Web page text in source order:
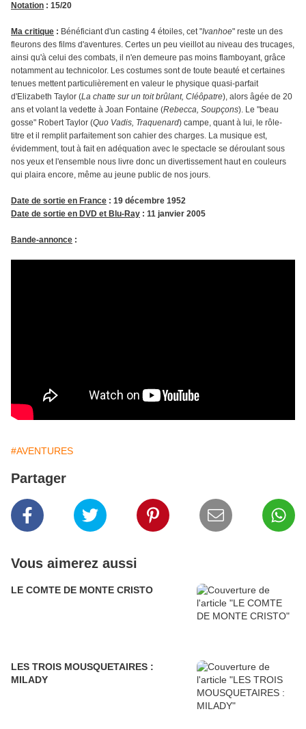
Notation : 15/20
Ma critique : Bénéficiant d'un casting 4 étoiles, cet "Ivanhoe" reste un des
fleurons des films d'aventures. Certes un peu vieillot au niveau des trucages,
ainsi qu'à celui des combats, il n'en demeure pas moins flamboyant, grâce
notamment au technicolor. Les costumes sont de toute beauté et certaines
tenues mettent particulièrement en valeur le physique quasi-parfait
d'Elizabeth Taylor (La chatte sur un toit brûlant, Cléôpatre), alors âgée de 20
ans et volant la vedette à Joan Fontaine (Rebecca, Soupçons). Le "beau
gosse" Robert Taylor (Quo Vadis, Traquenard) campe, quant à lui, le rôle-
titre et il remplit parfaitement son cahier des charges. La musique est,
évidemment, tout à fait en adéquation avec le spectacle se déroulant sous
nos yeux et l'ensemble nous livre donc un divertissement haut en couleurs
qui plaira encore, même au jeune public de nos jours.
Date de sortie en France : 19 décembre 1952
Date de sortie en DVD et Blu-Ray : 11 janvier 2005
Bande-annonce :
#AVENTURES
Partager
Vous aimerez aussi
LE COMTE DE MONTE CRISTO
LES TROIS MOUSQUETAIRES :
MILADY